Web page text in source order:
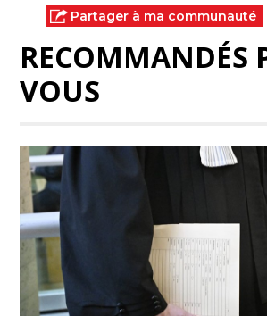
Partager à ma communauté
RECOMMANDÉS
VOUS